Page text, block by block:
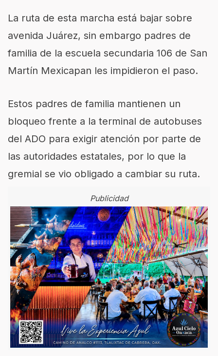
La ruta de esta marcha está bajar sobre
avenida Juárez, sin embargo padres de
familia de la escuela secundaria 106 de San
Martín Mexicapan les impidieron el paso.
Estos padres de familia mantienen un
bloqueo frente a la terminal de autobuses
del ADO para exigir atención por parte de
las autoridades estatales, por lo que la
gremial se vio obligado a cambiar su ruta.
Publicidad